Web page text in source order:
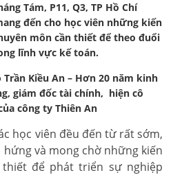
Tám, P11, Q3, TP Hồ Chí
đến cho học viên những kiến
môn cần thiết để theo đuổi
lĩnh vực kế toán.
Trần Kiều An – Hơn 20 năm kinh
giám đốc tài chính, hiện cô
công ty Thiên An
học viên đều đến từ rất sớm,
và mong chờ những kiến
để phát triển sự nghiệp